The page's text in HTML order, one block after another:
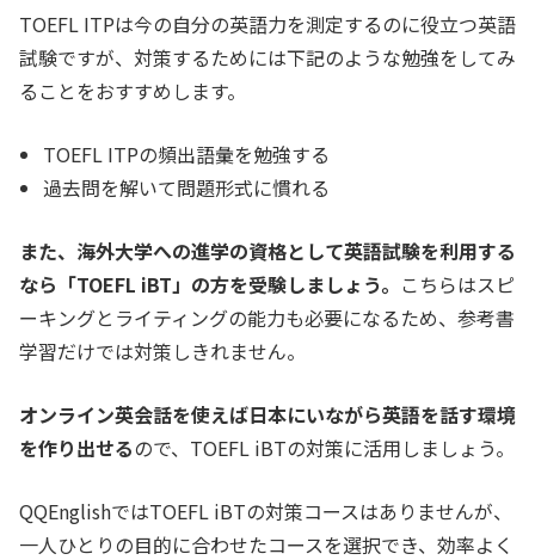
TOEFL ITPは今の自分の英語力を測定するのに役立つ英語
試験ですが、対策するためには下記のような勉強をしてみ
ることをおすすめします。
TOEFL ITPの頻出語彙を勉強する
過去問を解いて問題形式に慣れる
また、海外大学への進学の資格として英語試験を利用する
なら「TOEFL iBT」の方を受験しましょう。 こちらはスピ
ーキングとライティングの能力も必要になるため、参考書
学習だけでは対策しきれません。
オンライン英会話を使えば日本にいながら英語を話す環境
を作り出せるので、TOEFL iBTの対策に活用しましょう。
QQEnglishではTOEFL iBTの対策コースはありませんが、
一人ひとりの目的に合わせたコースを選択でき、効率よく